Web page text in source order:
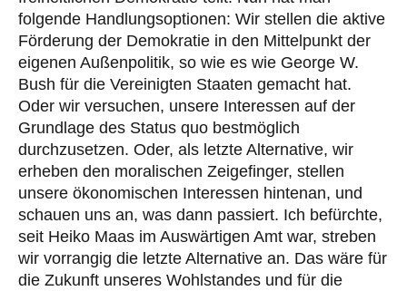
folgende Handlungsoptionen: Wir stellen die aktive
Förderung der Demokratie in den Mittelpunkt der
eigenen Außenpolitik, so wie es wie George W.
Bush für die Vereinigten Staaten gemacht hat.
Oder wir versuchen, unsere Interessen auf der
Grundlage des Status quo bestmöglich
durchzusetzen. Oder, als letzte Alternative, wir
erheben den moralischen Zeigefinger, stellen
unsere ökonomischen Interessen hintenan, und
schauen uns an, was dann passiert. Ich befürchte,
seit Heiko Maas im Auswärtigen Amt war, streben
wir vorrangig die letzte Alternative an. Das wäre für
die Zukunft unseres Wohlstandes und für die